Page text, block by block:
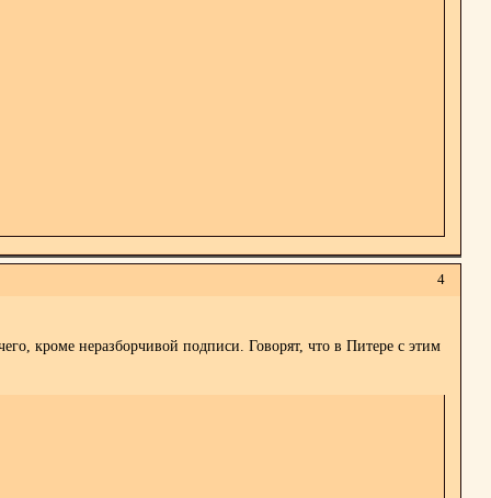
4
кроме неразборчивой подписи. Говорят, что в Питере с этим